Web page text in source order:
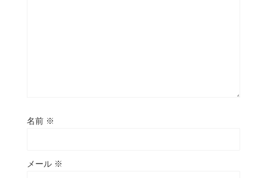
名前 ※
メール ※